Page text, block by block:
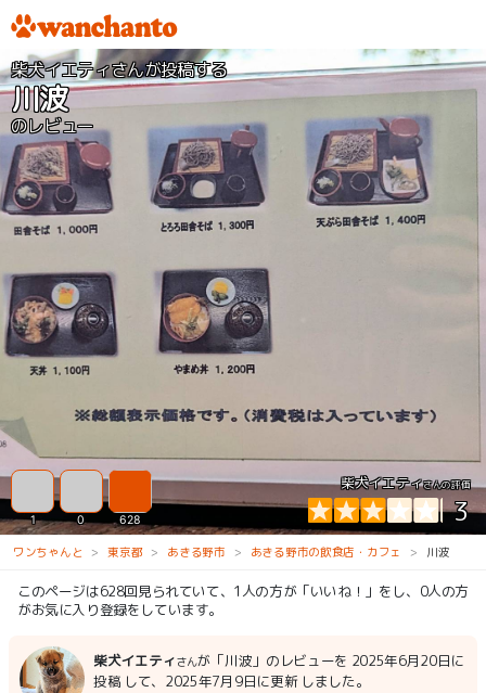
柴犬イエティさんが投稿する
川波
のレビュー
柴犬イエティさんの評価
3
1 0 628
ワンちゃんと 東京都 あきる野市 あきる野市の飲食店・カフェ 川波
このページは628回見られていて、1人の方が「いいね！」をし、0人の方
がお気に入り登録をしています。
柴犬イエティさんが「川波」のレビューを 2025年6月20日に
投稿 して、2025年7月9日に更新 しました。